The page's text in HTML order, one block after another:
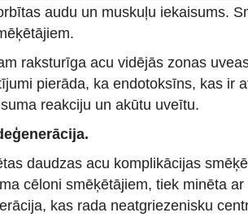
audu un muskuļu iekaisums.
raksturīga acu vidējās zonas
pierāda, ka endotoksīns, kas ir
reakciju un akūtu uveītu.
daudzas acu komplikācijas
cēloni smēķētājiem, tiek minēta
kas rada neatgriezenisku